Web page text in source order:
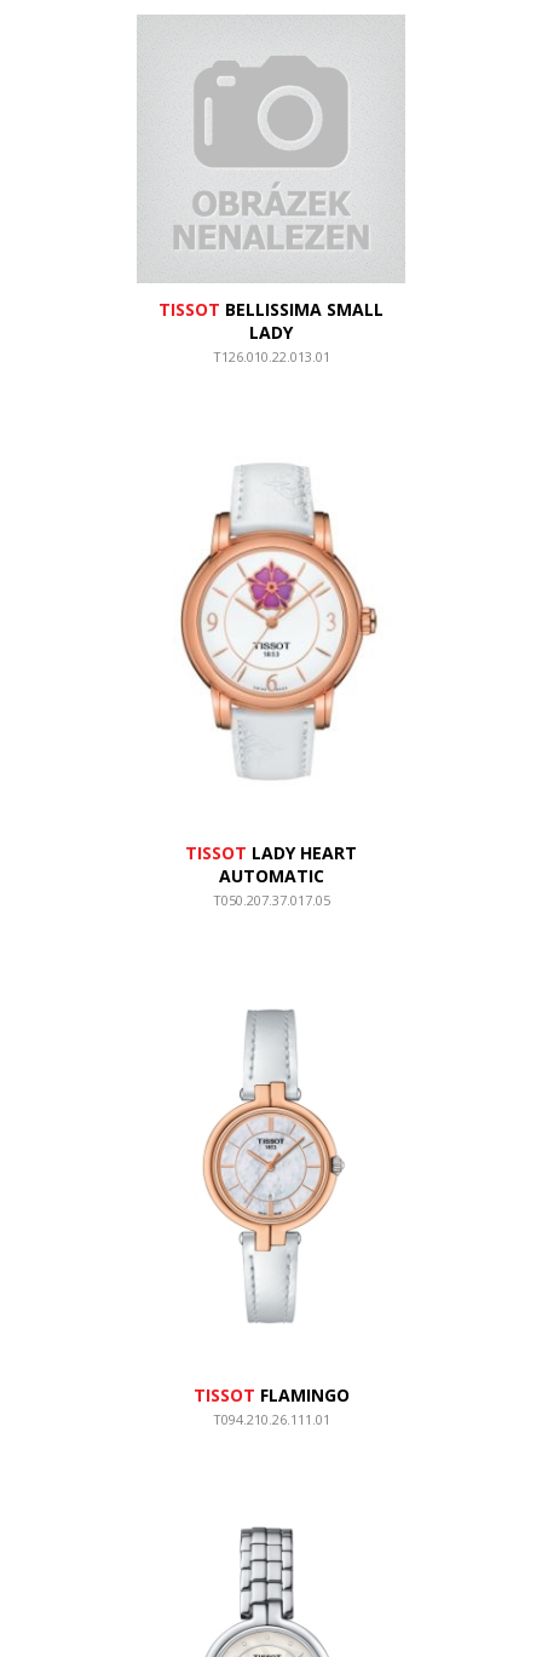
TISSOT BELLISSIMA SMALL
LADY
T126.010.22.013.01
TISSOT LADY HEART
AUTOMATIC
T050.207.37.017.05
TISSOT FLAMINGO
T094.210.26.111.01